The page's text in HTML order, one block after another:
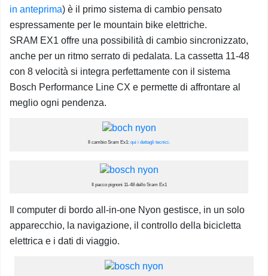
in anteprima) è il primo sistema di cambio pensato
espressamente per le mountain bike elettriche.
SRAM EX1 offre una possibilità di cambio sincronizzato,
anche per un ritmo serrato di pedalata. La cassetta 11-48
con 8 velocità si integra perfettamente con il sistema
Bosch Performance Line CX e permette di affrontare al
meglio ogni pendenza.
Il cambio Sram Ex1:qui i dettagli tecnici.
Il pacco pignoni 11-48 dello Sram Ex1
Il computer di bordo all-in-one Nyon gestisce, in un solo
apparecchio, la navigazione, il controllo della bicicletta
elettrica e i dati di viaggio.